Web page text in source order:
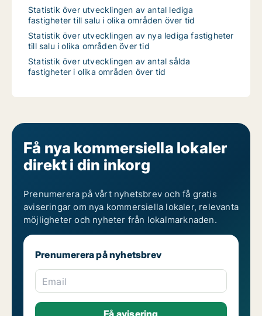
Statistik över utvecklingen av antal lediga
fastigheter till salu i olika områden över tid
Statistik över utvecklingen av nya lediga fastigheter
till salu i olika områden över tid
Statistik över utvecklingen av antal sålda
fastigheter i olika områden över tid
Få nya kommersiella lokaler
direkt i din inkorg
Prenumerera på vårt nyhetsbrev och få gratis
aviseringar om nya kommersiella lokaler, relevanta
möjligheter och nyheter från lokalmarknaden.
Prenumerera på nyhetsbrev
Email